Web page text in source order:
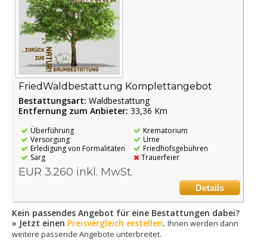
FriedWaldbestattung Komplettangebot
Bestattungsart: Waldbestattung
Entfernung zum Anbieter: 33,36 Km
Überführung
Versorgung
Erledigung von Formalitäten
Sarg
Krematorium
Urne
Friedhofsgebühren
Trauerfeier
EUR 3.260 inkl. MwSt.
Details
Kein passendes Angebot für eine Bestattungen dabei?
» Jetzt einen Preisvergleich erstellen. Ihnen werden dann
weitere passende Angebote unterbreitet.